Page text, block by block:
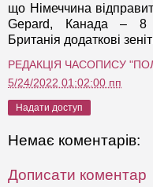
що Німеччина
Gepard, Канада – 8
Британія додаткові
РЕДАКЦІЯ ЧАСОПИСУ
5/24/2022 01:02:00 пп
Надати доступ
Немає коментарів:
Дописати коментар